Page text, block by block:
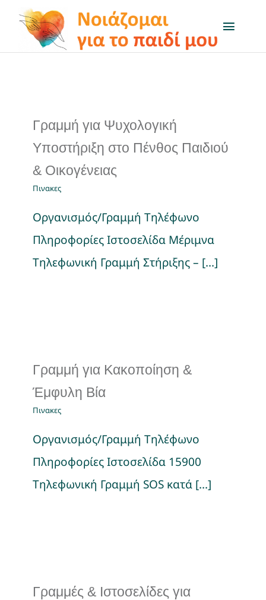
Μετάβαση
περιεχόμενο
Toggle
Q&A
On air
Χρήσιμοι Σύνδεσμοι
Γραμμή για Ψυχολογική
Υποστήριξη στο Πένθος Παιδιού
& Οικογένειας
Πινακες
Οργανισμός/Γραμμή Τηλέφωνο
Πληροφορίες Ιστοσελίδα Μέριμνα
Τηλεφωνική Γραμμή Στήριξης – [...]
Γραμμή για Κακοποίηση &
Έμφυλη Βία
Πινακες
Οργανισμός/Γραμμή Τηλέφωνο
Πληροφορίες Ιστοσελίδα 15900
Τηλεφωνική Γραμμή SOS κατά [...]
Γραμμές & Ιστοσελίδες για